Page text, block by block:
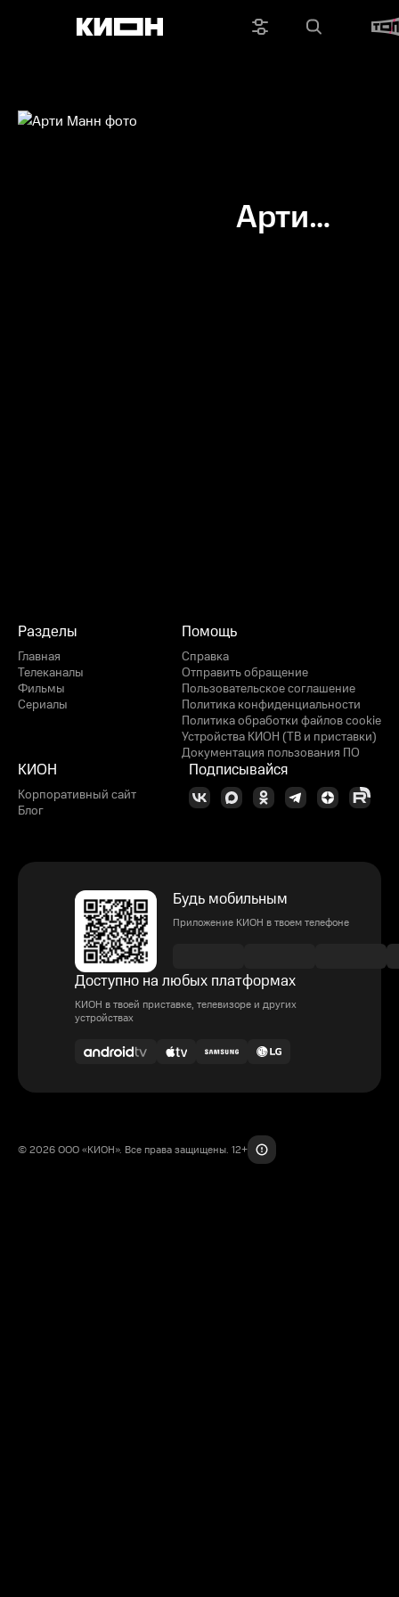
Арти
Разделы
Главная
Телеканалы
Фильмы
Сериалы
Помощь
Справка
Отправить обращение
Пользовательское соглашение
Политика конфиденциальности
Политика обработки файлов cookie
Устройства КИОН (ТВ и приставки)
Документация пользования ПО
КИОН
Корпоративный сайт
Блог
Подписывайся
Будь мобильным
Приложение КИОН в твоем телефоне
Доступно на любых платформах
КИОН в твоей приставке, телевизоре и других
устройствах
© 2026 ООО «КИОН». Все права защищены. 12+